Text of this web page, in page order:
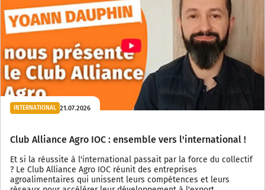
INTERNATIONAL 21.07.2026
Club Alliance Agro IOC : ensemble vers l'international !
Et si la réussite à l'international passait par la force du collectif
? Le Club Alliance Agro IOC réunit des entreprises
agroalimentaires qui unissent leurs compétences et leurs